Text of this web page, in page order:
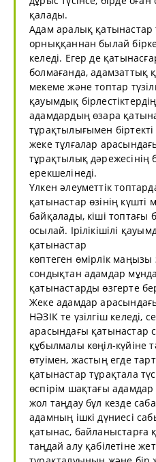
қалады.
Адам аралық
орныққаннан былай
келеді. Егер де
болмағанда, адамзаттық
мекеме және топтар
қауымдық
адамдардың өзара
тұрақтылығымен
жеке тұлғалар
тұрақтылық дәрежесінің
ерекшелінеді.
Үлкен әлеуметтік
қатынастар өзінің
байқалады, кіші топтағы
осылай. Ірілікішілі
қатынастар
көптеген өмірлік маңызы
сондықтан адамдар
қатынастарды өзгерте
Жеке адамдар
НӘЗІК те үзілгіш келеді,
арасындағы қатынастар
құбылмалы көңіл-күйіне
өтуімен, жастың егде
қатынастар тұрақтала
өспірім шақтағы
жол таңдау бұл кезде
адамның ішкі дүниесі
қатынас, байланыстарға
таңдай алу қабілетіне